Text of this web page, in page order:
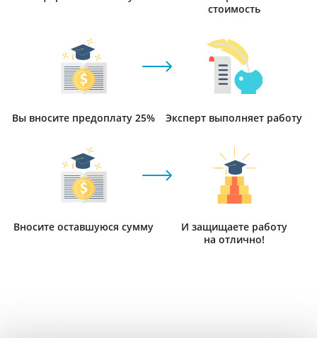
стоимость
Вы вносите предоплату 25% Эксперт выполняет работу
Вносите оставшуюся сумму
И защищаете работу
на отлично!